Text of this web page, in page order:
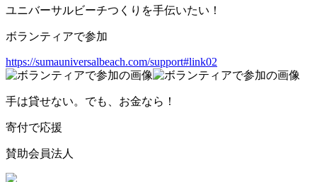
ユニバーサルビーチつくりを手伝いたい！
ボランティアで参加
https://sumauniversalbeach.com/support#link02
手は貸せない。でも、お金なら！
寄付で応援
賛助会員法人